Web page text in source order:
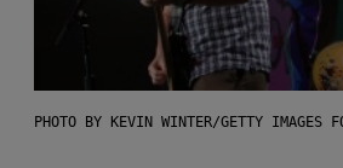
PHOTO BY KEVIN WINTER/GETTY IMAGES